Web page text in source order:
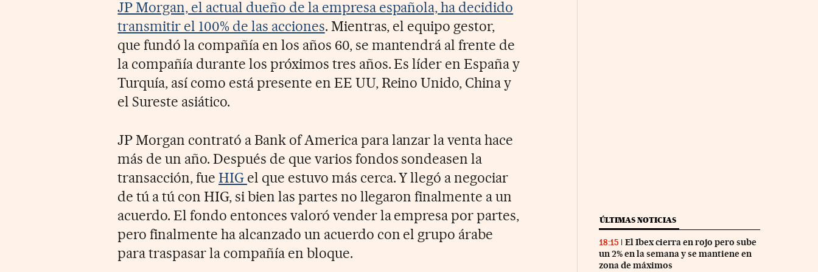
JP Morgan, el actual dueño de la empresa española, ha decidido
transmitir el 100% de las acciones. Mientras, el equipo gestor,
que fundó la compañía en los años 60, se mantendrá al frente de
la compañía durante los próximos tres años. Es líder en España y
Turquía, así como está presente en EE UU, Reino Unido, China y
el Sureste asiático.
JP Morgan contrató a Bank of America para lanzar la venta hace
más de un año. Después de que varios fondos sondeasen la
transacción, fueHIG el que estuvo más cerca. Y llegó a negociar
de tú a tú con HIG, si bien las partes no llegaron finalmente a un
acuerdo. El fondo entonces valoró vender la empresa por partes,
pero finalmente ha alcanzado un acuerdo con el grupo árabe
para traspasar la compañía en bloque.
ÚLTIMAS NOTICIAS
18:15
El Ibex cierra en rojo pero sube
un 2% en la semana y se mantiene en
zona de máximos